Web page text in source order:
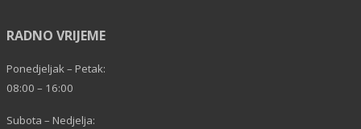
RADNO VRIJEME
Ponedjeljak – Petak:
08:00 – 16:00
Subota – Nedjelja: